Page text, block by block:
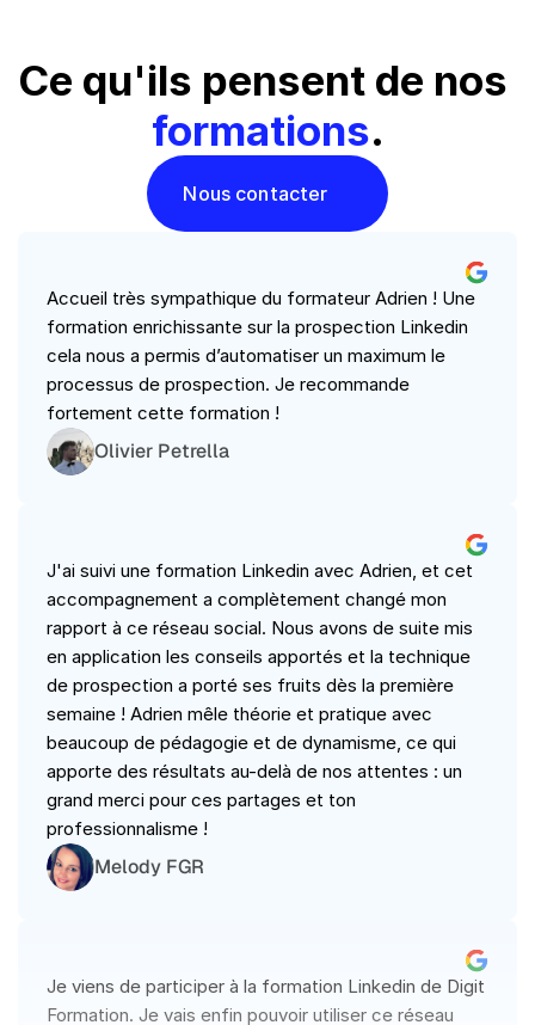
formations.
Nous contacter
Accueil très sympathique du formateur Adrien ! Une
formation enrichissante sur la prospection Linkedin
cela nous a permis d’automatiser un maximum le
processus de prospection. Je recommande
fortement cette formation !
Olivier Petrella
J'ai suivi une formation Linkedin avec Adrien, et cet
accompagnement a complètement changé mon
rapport à ce réseau social. Nous avons de suite mis
en application les conseils apportés et la technique
de prospection a porté ses fruits dès la première
semaine ! Adrien mêle théorie et pratique avec
beaucoup de pédagogie et de dynamisme, ce qui
apporte des résultats au-delà de nos attentes : un
grand merci pour ces partages et ton
professionnalisme !
Melody FGR
Je viens de participer à la formation Linkedin de Digit
Formation. Je vais enfin pouvoir utiliser ce réseau